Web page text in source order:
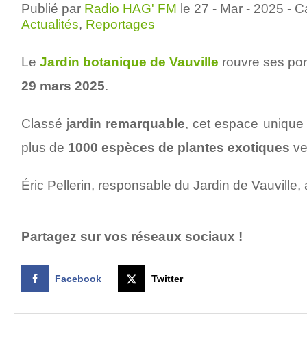
Publié par Radio HAG' FM le 27 - Mar - 2025 -
Actualités, Reportages
Le Jardin botanique de Vauville rouvre ses
29 mars 2025.
Classé jardin remarquable, cet espace
plus de 1000 espèces de plantes exotiques
Éric Pellerin, responsable du Jardin de Vauville,
Partagez sur vos réseaux sociaux !
Facebook Twitter